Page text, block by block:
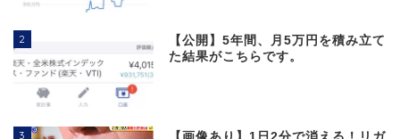
2
【公開】5年間、月5万円を積み立て
た結果がこちらです。
3